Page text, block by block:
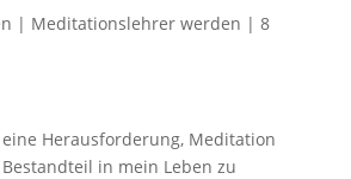
| Meditationslehrer werden | 8
Herausforderung, Meditation
in mein Leben zu